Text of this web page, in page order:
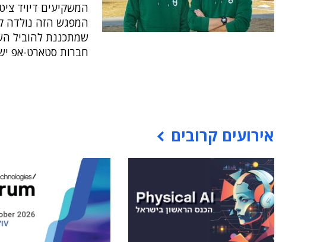
המשקיעים דיויד
שמתכננת להוביל
חברות סטארט-אפ
אירועים קרובים